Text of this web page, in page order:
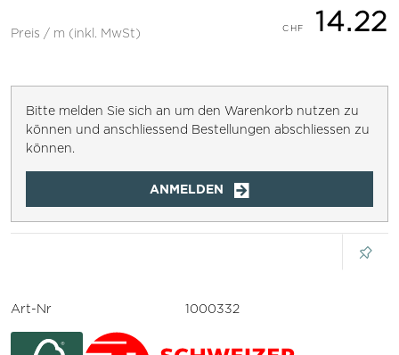
Preis / m (inkl. MwSt) 14.22
Bitte melden Sie sich an um den Warenkorb nutzen zu
können und anschliessend Bestellungen abschliessen zu
können.
ANMELDEN
Art-Nr 1000332